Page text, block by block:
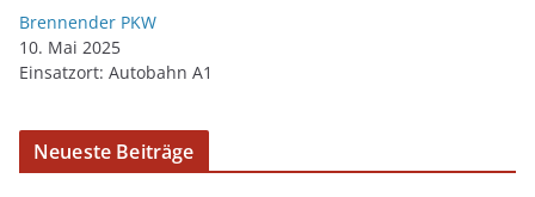
Brennender PKW
10. Mai 2025
Einsatzort: Autobahn A1
Neueste Beiträge